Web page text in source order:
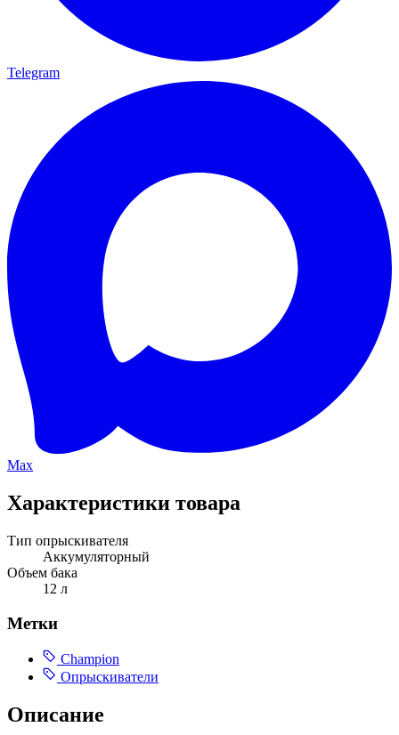
Telegram
Max
Характеристики товара
Тип опрыскивателя
Аккумуляторный
Объем бака
12 л
Метки
Champion
Опрыскиватели
Описание